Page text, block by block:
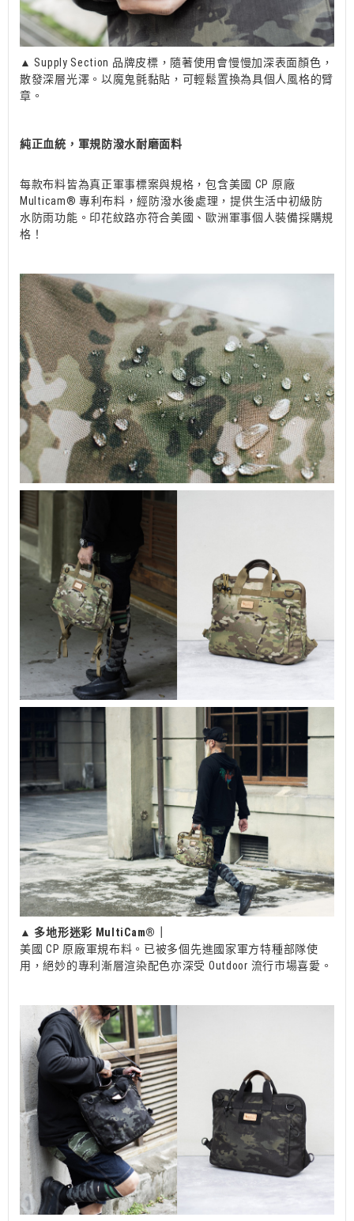
▲ Supply Section 品牌皮標，隨著使用會慢慢加深表面顏色，
散發深層光澤。以魔鬼氈黏貼，可輕鬆置換為具個人風格的臂
章。
純正血統，軍規防潑水耐磨面料
每款布料皆為真正軍事標案與規格，包含美國 CP 原廠
Multicam® 專利布料，經防潑水後處理，提供生活中初級防
水防雨功能。印花紋路亦符合美國、歐洲軍事個人裝備採購規
格！
▲ 多地形迷彩 MultiCam®｜
美國 CP 原廠軍規布料。已被多個先進國家軍方特種部隊使
用，絕妙的專利漸層渲染配色亦深受 Outdoor 流行市場喜愛。